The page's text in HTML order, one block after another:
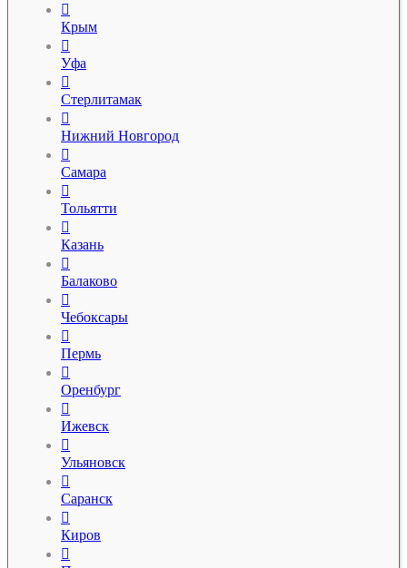

Крым

Уфа

Стерлитамак

Нижний Новгород

Самара

Тольятти

Казань

Балаково

Чебоксары

Пермь

Оренбург

Ижевск

Ульяновск

Саранск

Киров
